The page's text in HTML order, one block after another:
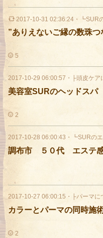
2017-10-31 02:36:24 ・ ┗SUR
”ありえないご縁の数珠
5
2017-10-29 06:00:57 ・ ├頭皮ケア
美容室SURのヘッドスパ
2
2017-10-28 06:00:43 ・ ┗SURの
調布市 ５０代 エステ
2017-10-27 06:00:15 ・ ├パーマに
カラーとパーマの同時施
2